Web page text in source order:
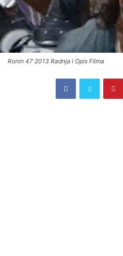
Ronin 47 2013 Radnja i Opis Filma